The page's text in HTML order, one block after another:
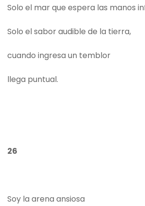
Solo el mar que espera las manos
Solo el sabor audible de la tierra,
cuando ingresa un temblor
llega puntual.
26
Soy la arena ansiosa